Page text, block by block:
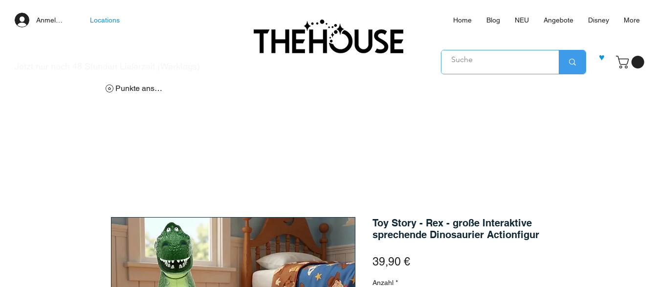
Anmelden Locations
Punkte ansehen
Home Blog NEU Angebote Disney More
♥
Toy Story - Rex - große Interaktive
sprechende Dinosaurier Actionfigur
39,90 €Preis
Anzahl *